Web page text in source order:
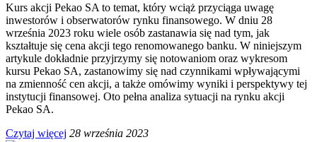
Kurs akcji Pekao SA to temat, który wciąż przyciąga uwagę
inwestorów i obserwatorów rynku finansowego. W dniu 28
września 2023 roku wiele osób zastanawia się nad tym, jak
kształtuje się cena akcji tego renomowanego banku. W niniejszym
artykule dokładnie przyjrzymy się notowaniom oraz wykresom
kursu Pekao SA, zastanowimy się nad czynnikami wpływającymi
na zmienność cen akcji, a także omówimy wyniki i perspektywy tej
instytucji finansowej. Oto pełna analiza sytuacji na rynku akcji
Pekao SA.
Czytaj więcej 28 września 2023